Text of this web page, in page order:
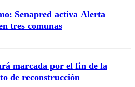
Senapred activa Alerta
tres comunas
marcada por el fin de la
de reconstrucción